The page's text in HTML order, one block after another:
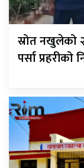
स्रोत नखुलेको
पर्सा प्रहरीको